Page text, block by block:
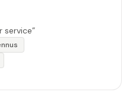
service”